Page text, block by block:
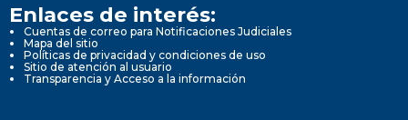
Enlaces de interés:
Cuentas de correo para Notificaciones Judiciales
Mapa del sitio
Políticas de privacidad y condiciones de uso
Sitio de atención al usuario
Transparencia y Acceso a la información